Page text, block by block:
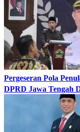
Pergeseran Pola
DPRD Jawa Tengah